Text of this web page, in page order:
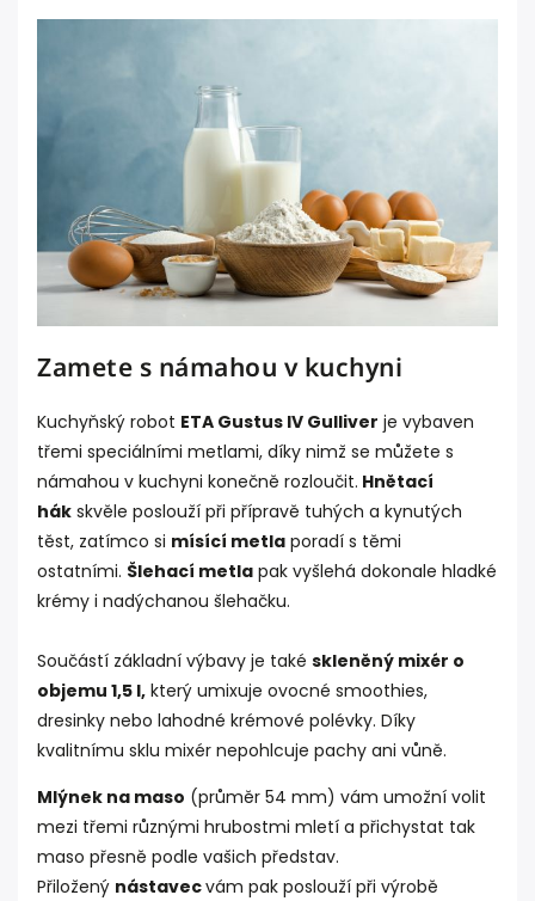
Zamete s námahou v kuchyni
Kuchyňský robot ETA Gustus IV Gulliver je vybaven
třemi speciálními metlami, díky nimž se můžete s
námahou v kuchyni konečně rozloučit. Hnětací
hák skvěle poslouží při přípravě tuhých a kynutých
těst, zatímco si mísící metla poradí s těmi
ostatními. Šlehací metla pak vyšlehá dokonale hladké
krémy i nadýchanou šlehačku.
Součástí základní výbavy je také skleněný mixér o
objemu 1,5 l, který umixuje ovocné smoothies,
dresinky nebo lahodné krémové polévky. Díky
kvalitnímu sklu mixér nepohlcuje pachy ani vůně.
Mlýnek na maso (průměr 54 mm) vám umožní volit
mezi třemi různými hrubostmi mletí a přichystat tak
maso přesně podle vašich představ.
Přiložený nástavecvám pak poslouží při výrobě